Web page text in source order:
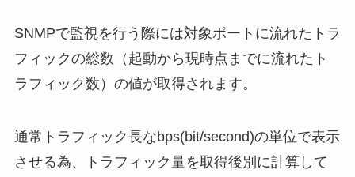
SNMPで監視を行う際には対象ポートに流れたトラ
フィックの総数（起動から現時点までに流れたト
ラフィック数）の値が取得されます。
通常トラフィック長なbps(bit/second)の単位で表示
させる為、トラフィック量を取得後別に計算して